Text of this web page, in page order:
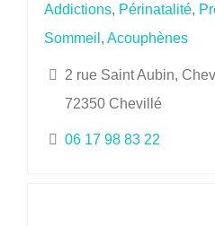
Addictions, Périnatalité,
Sommeil , Acouphènes
2 rue Saint Aubin,
72350 Chevillé
06 17 98 83 22